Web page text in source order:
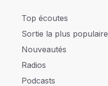
Top écoutes
Sortie la plus populaire
Nouveautés
Radios
Podcasts